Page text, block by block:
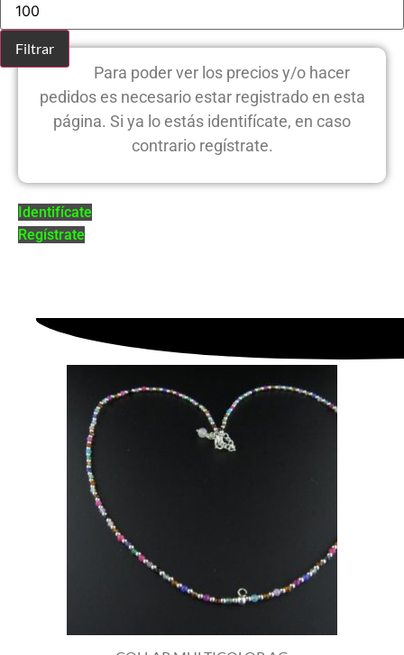
máximo
Filtrar
Para poder ver los precios y/o hacer
pedidos es necesario estar registrado en esta
página. Si ya lo estás identifícate, en caso
contrario regístrate.
Identifícate
Regístrate